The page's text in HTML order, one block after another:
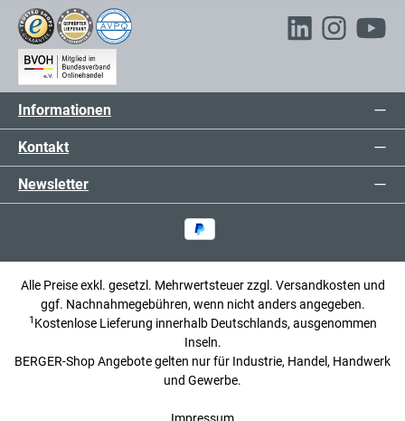
Informationen
Kontakt
Newsletter
Alle Preise exkl. gesetzl. Mehrwertsteuer zzgl. Versandkosten und
ggf. Nachnahmegebühren, wenn nicht anders angegeben.
1 Kostenlose Lieferung innerhalb Deutschlands, ausgenommen
Inseln.
BERGER-Shop Angebote gelten nur für Industrie, Handel, Handwerk
und Gewerbe.